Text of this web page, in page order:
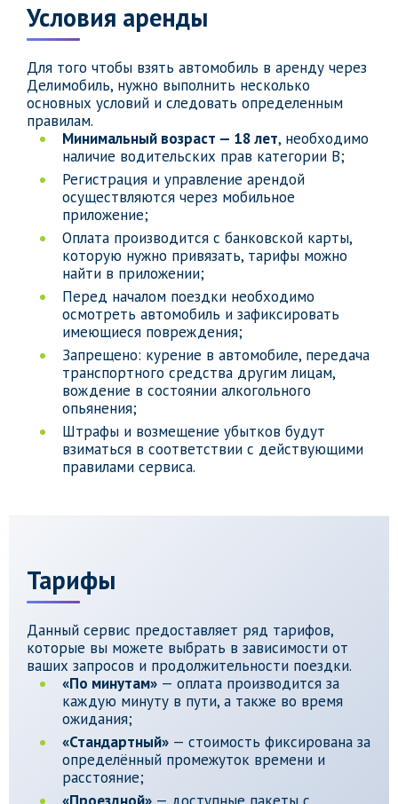
Условия аренды
Для того чтобы взять автомобиль в аренду через
Делимобиль, нужно выполнить несколько
основных условий и следовать определенным
правилам.
Минимальный возраст — 18 лет, необходимо
наличие водительских прав категории B;
Регистрация и управление арендой
осуществляются через мобильное
приложение;
Оплата производится с банковской карты,
которую нужно привязать, тарифы можно
найти в приложении;
Перед началом поездки необходимо
осмотреть автомобиль и зафиксировать
имеющиеся повреждения;
Запрещено: курение в автомобиле, передача
транспортного средства другим лицам,
вождение в состоянии алкогольного
опьянения;
Штрафы и возмещение убытков будут
взиматься в соответствии с действующими
правилами сервиса.
Тарифы
Данный сервис предоставляет ряд тарифов,
которые вы можете выбрать в зависимости от
ваших запросов и продолжительности поездки.
«По минутам» — оплата производится за
каждую минуту в пути, а также во время
ожидания;
«Стандартный» — стоимость фиксирована за
определённый промежуток времени и
расстояние;